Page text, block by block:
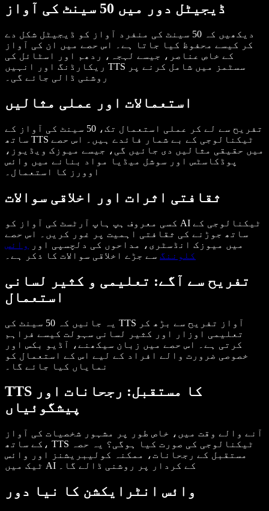
ڈیجیٹل دور میں 50 سینٹ کی آواز
دیکھیں کہ 50 سینٹ کی منفرد آواز کو ڈیجیٹل شکل دے
کر کیسے محفوظ کیا جاتا ہے۔ اس حصے میں ان کی آواز
کے خاص عناصر، جیسے لہجہ، ردھم اور اسٹائل کی
ریکارڈنگ اور انہیں TTS سسٹمز میں شامل کرنے پر
روشنی ڈالی جائے گی۔
استعمالات اور عملی مثالیں
تفریح سے لے کر عملی استعمال تک، 50 سینٹ کی آواز کے
ساتھ TTS ٹیکنالوجی کے بے شمار فائدے ہیں۔ اس حصے
میں حقیقی مثالیں دی جائیں گی، جیسے میوزک ویڈیوز،
پوڈکاسٹس اور سوشل میڈیا مواد بنانے میں وائس
اوورز کا استعمال۔
ثقافتی اثرات اور اخلاقی سوالات
کسی معروف ہپ ہاپ آرٹسٹ کی آواز کو AI ٹیکنالوجی کے
ساتھ جوڑنے کی ثقافتی اہمیت پر غور کریں۔ اس حصے
میں میوزک انڈسٹری، مداحوں کی دلچسپی اور
وائس
کلوننگ سے جڑے اخلاقی سوالات کا ذکر ہے۔
تفریح سے آگے: تعلیمی و کثیر لسانی
استعمال
یہ جانیں کہ 50 سینٹ کی TTS آواز تفریح سے بڑھ کر
تعلیمی اوزار اور کثیر لسانی سہولت کیسے فراہم
کرتی ہے۔ اس حصے میں زبان سیکھنے، آڈیو بکس اور
خصوصی ضرورت والے افراد کے لیے اس کے استعمال کو
نمایاں کیا جائے گا۔
TTS کا مستقبل: رجحانات اور
پیشگوئیاں
آنے والے وقت میں، خاص طور پر مشہور شخصیات کی آواز
کے ساتھ، TTS ٹیکنالوجی کی صورت کیا ہوگی؟ یہ حصہ
مستقبل کے رجحانات، ممکنہ کولیبریشنز اور وائس
ٹیک میں AI کے کردار پر روشنی ڈالے گا۔
وائس انٹرایکشن کا نیا دور